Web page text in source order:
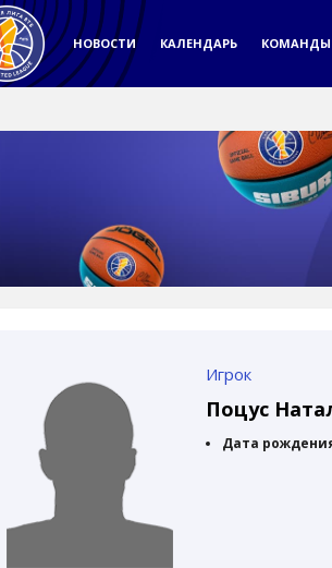
НОВОСТИ КАЛЕНДАРЬ КОМАНДЫ